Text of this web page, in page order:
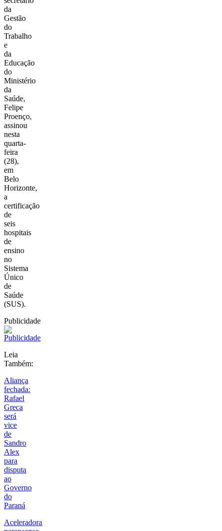
da
Gestão
do
Trabalho
e
da
Educação
do
Ministério
da
Saúde,
Felipe
Proenço,
assinou
nesta
quarta-
feira
(28),
em
Belo
Horizonte,
a
certificação
de
seis
hospitais
de
ensino
no
Sistema
Único
de
Saúde
(SUS).
Publicidade
Leia
Também:
Aliança
fechada:
Rafael
Greca
será
vice
de
Sandro
Alex
para
disputa
ao
Governo
do
Paraná
Aceleradora